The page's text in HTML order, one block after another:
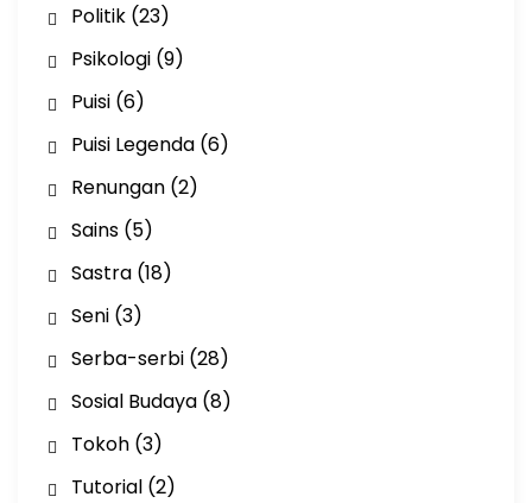
Politik(23)
Psikologi(9)
Puisi(6)
Puisi Legenda(6)
Renungan(2)
Sains(5)
Sastra(18)
Seni(3)
Serba-serbi(28)
Sosial Budaya(8)
Tokoh(3)
Tutorial(2)